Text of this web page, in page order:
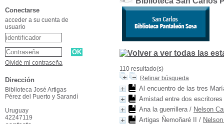
110 resultado(s)
Refinar búsqueda
Al encuentro de las tres
Amistad entre dos escritores
Ana la guerrillera/ Nelson
Artigas Ñemoñaré II
/
Conectarse
acceder a su cuenta de
usuario
Olvidé mi contraseña
Dirección
Biblioteca José Artigas
Pérez del Puerto y Sarandí
Uruguay
42247119